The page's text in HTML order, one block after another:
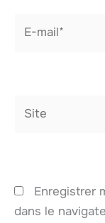
Enregistrer
dans le